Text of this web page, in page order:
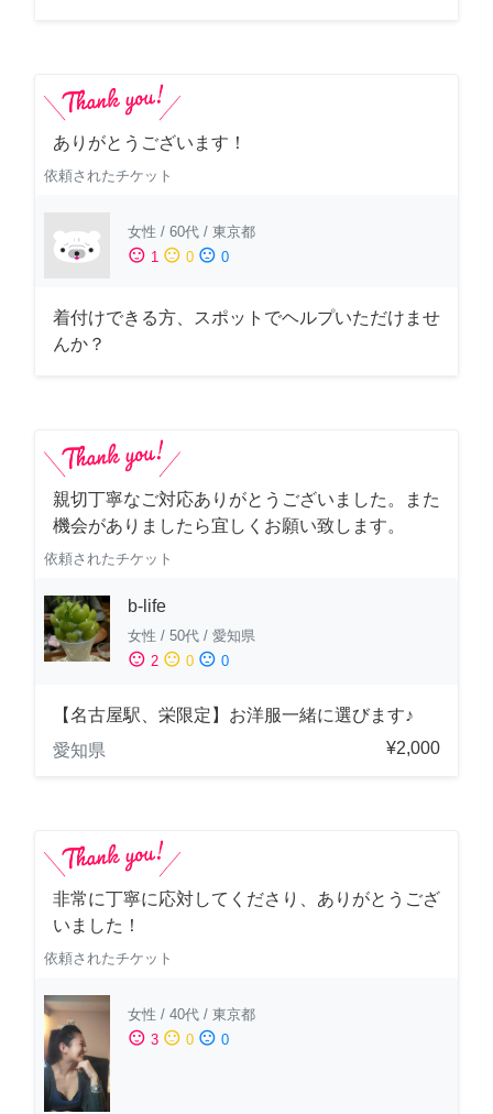
ありがとうございます！
依頼されたチケット
女性 / 60代 / 東京都
sentiment_satisfied 1 sentiment_neutral 0 sentiment_dissatisfied 0
着付けできる方、スポットでヘルプいただけませ
んか？
親切丁寧なご対応ありがとうございました。また
機会がありましたら宜しくお願い致します。
依頼されたチケット
b-life
女性 / 50代 / 愛知県
sentiment_satisfied 2 sentiment_neutral 0 sentiment_dissatisfied 0
【名古屋駅、栄限定】お洋服一緒に選びます♪
愛知県
¥2,000
非常に丁寧に応対してくださり、ありがとうござ
いました！
依頼されたチケット
女性 / 40代 / 東京都
sentiment_satisfied 3 sentiment_neutral 0 sentiment_dissatisfied 0